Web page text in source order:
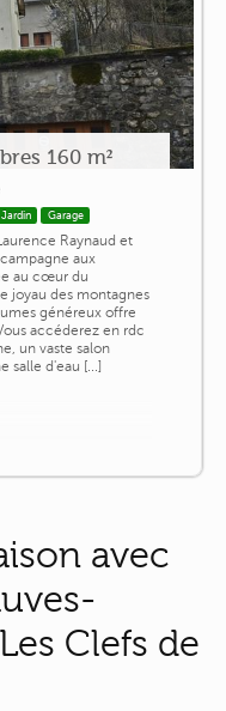
160 m²
Jardin Garage
Raynaud et
aux
au cœur du
joyau des montagnes
généreux offre
accéderez en rdc
un vaste salon
salle d'eau [...]
avec
Clefs de